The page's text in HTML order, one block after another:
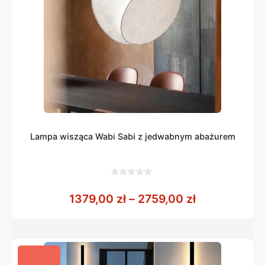
Lampa wisząca Wabi Sabi z jedwabnym abażurem
5
1379,00 zł – 2759,00 złZakres cen: